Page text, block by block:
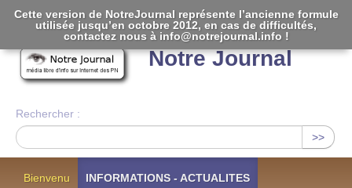
Notre Journal
Rechercher :
>>
Bienvenu INFORMATIONS - ACTUALITES
Cette version de NotreJournal représente l’ancienne formule
utilisée jusqu’en octobre 2012, en cas de difficultés,
contactez nous à info@notrejournal.info !